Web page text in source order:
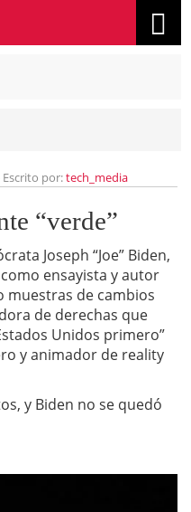
Escrito por:tech_media
“verde”
Joseph “Joe” Biden,
ensayista y autor
muestras de cambios
de derechas que
Unidos primero”
y animador de reality
y Biden no se quedó